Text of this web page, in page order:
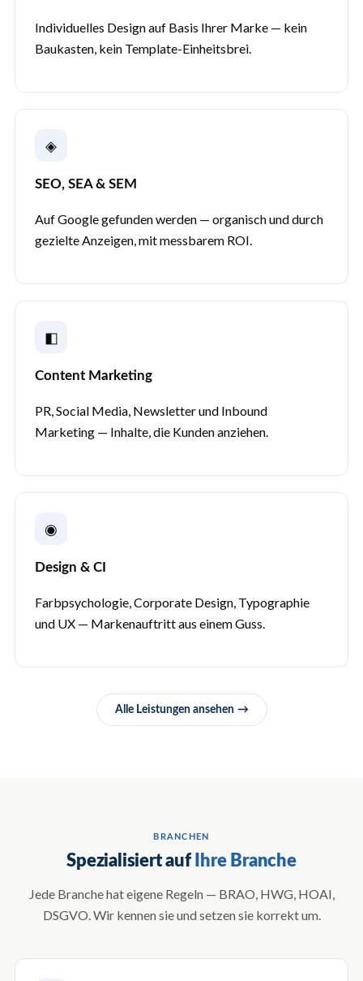
Individuelles Design auf Basis Ihrer Marke — kein
Baukasten, kein Template-Einheitsbrei.
◈
SEO, SEA & SEM
Auf Google gefunden werden — organisch und durch
gezielte Anzeigen, mit messbarem ROI.
◧
Content Marketing
PR, Social Media, Newsletter und Inbound
Marketing — Inhalte, die Kunden anziehen.
◉
Design & CI
Farbpsychologie, Corporate Design, Typographie
und UX — Markenauftritt aus einem Guss.
Alle Leistungen ansehen
BRANCHEN
Spezialisiert auf Ihre Branche
Jede Branche hat eigene Regeln — BRAO, HWG, HOAI,
DSGVO. Wir kennen sie und setzen sie korrekt um.